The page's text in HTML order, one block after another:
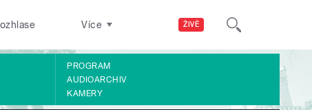
ŽIVĚ
Více
PROGRAM
AUDIOARCHIV
KAMERY